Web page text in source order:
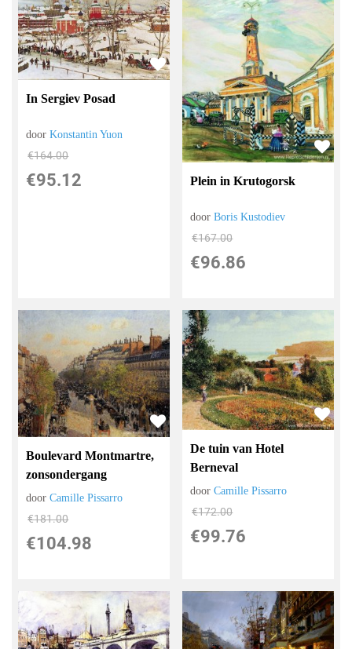
In Sergiev Posad
doorKonstantin Yuon
€164.00
€95.12 Plein in Krutogorsk
doorBoris Kustodiev
€167.00
€96.86
Boulevard Montmartre,
zonsondergang
doorCamille Pissarro
€181.00
€104.98
De tuin van Hotel
Berneval
doorCamille Pissarro
€172.00
€99.76